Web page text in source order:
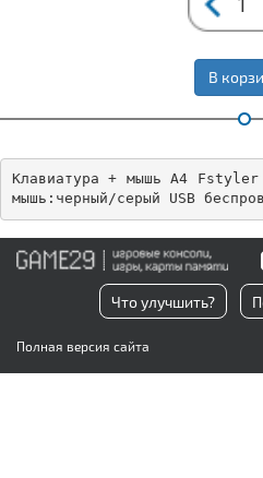
В
Клавиатура + мышь A4 Fstyler
мышь:черный/серый USB
Что улучшить?
Полная версия сайта